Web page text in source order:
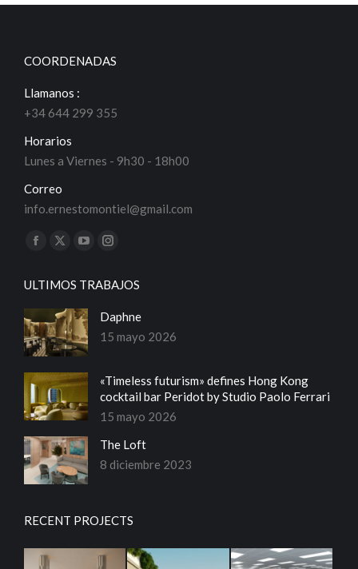
COORDENADAS
Llamanos :
+34 644 299 355
Horarios
Lunes a Viernes - 9h30 - 18h00
Correo
info.ernestomontiel@gmail.com
Encuéntranos en:
opens
in
new
window
opens
in
new
window
YouTube
opens
in
new
window
Instagram
opens
in
new
ULTIMOS TRABAJOS
Daphne
15 mayo 2026
«Timeless futurism» defines Hong Kong
cocktail bar Peridot by Studio Paolo Ferrari
15 mayo 2026
The Loft
8 diciembre 2023
RECENT PROJECTS